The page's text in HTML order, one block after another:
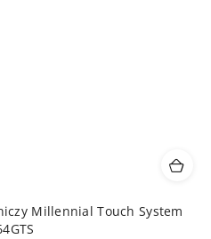
Millennial Touch System